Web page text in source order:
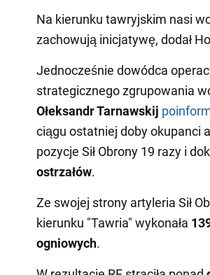
Na kierunku tawryjskim nasi
zachowują inicjatywę, dodał
Jednocześnie dowódca
strategicznego zgrupowania
Ołeksandr Tarnawskij
ciągu ostatniej doby okupanci
pozycje Sił Obrony 19 razy i
ostrzałów.
Ze swojej strony artyleria Sił
kierunku "Tawria" wykonała
ogniowych.